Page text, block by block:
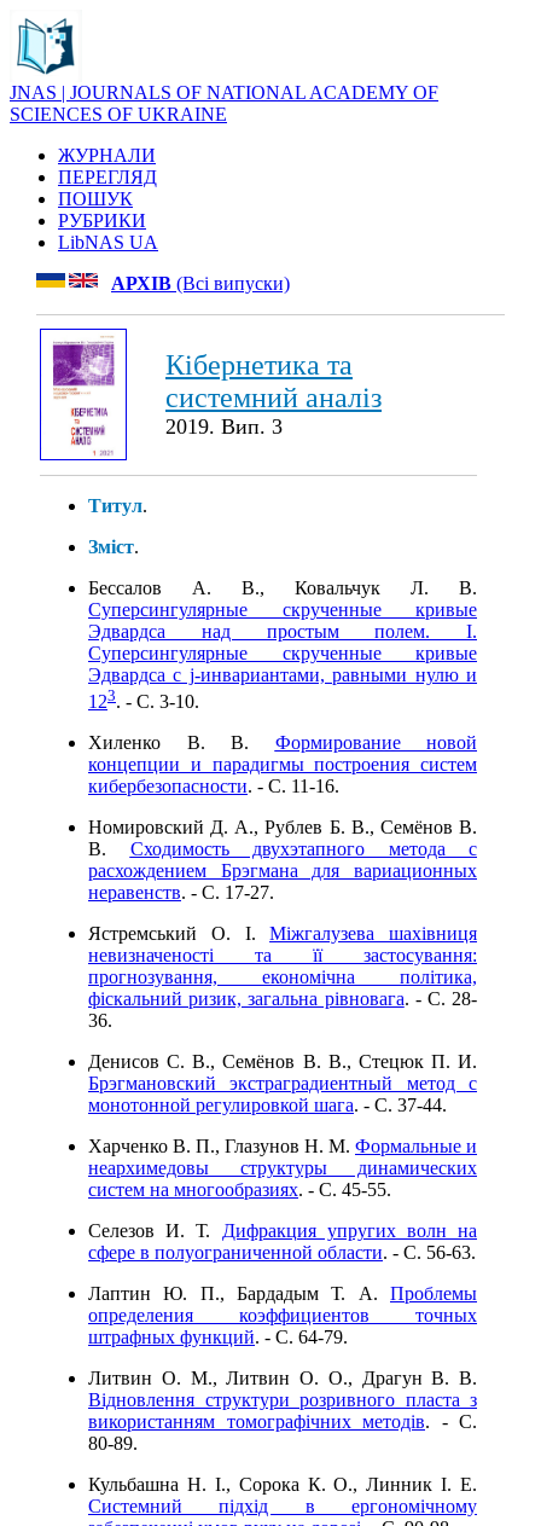
JNAS | JOURNALS OF NATIONAL ACADEMY OF
SCIENCES OF UKRAINE
ЖУРНАЛИ
ПЕРЕГЛЯД
ПОШУК
РУБРИКИ
LibNAS UA
АРХІВ (Всі випуски)
Кібернетика та
системний аналіз
2019. Вип. 3
Титул.
Зміст.
Бессалов А. В., Ковальчук Л. В.
Суперсингулярные скрученные кривые
Эдвардса над простым полем. I.
Суперсингулярные скрученные кривые
Эдвардса с j-инвариантами, равными нулю и
123. - C. 3-10.
Хиленко В. В. Формирование новой
концепции и парадигмы построения систем
кибербезопасности. - C. 11-16.
Номировский Д. А., Рублев Б. В., Семёнов В.
В. Сходимость двухэтапного метода с
расхождением Брэгмана для вариационных
неравенств. - C. 17-27.
Ястремський О. І.Міжгалузева шахівниця
невизначеності та її застосування:
прогнозування, економічна політика,
фіскальний ризик, загальна рівновага. - C. 28-
36.
Денисов С. В., Семёнов В. В., Стецюк П. И.
Брэгмановский экстраградиентный метод с
монотонной регулировкой шага. - C. 37-44.
Харченко В. П., Глазунов Н. М. Формальные и
неархимедовы структуры динамических
систем на многообразиях. - C. 45-55.
Селезов И. Т. Дифракция упругих волн на
сфере в полуограниченной области. - C. 56-63.
Лаптин Ю. П., Бардадым Т. А. Проблемы
определения коэффициентов точных
штрафных функций. - C. 64-79.
Литвин О. М., Литвин О. О., Драгун В. В.
Відновлення структури розривного пласта з
використанням томографічних методів. - C.
80-89.
Кульбашна Н. І., Сорока К. О., Линник І. Е.
Системний підхід в ергономічному